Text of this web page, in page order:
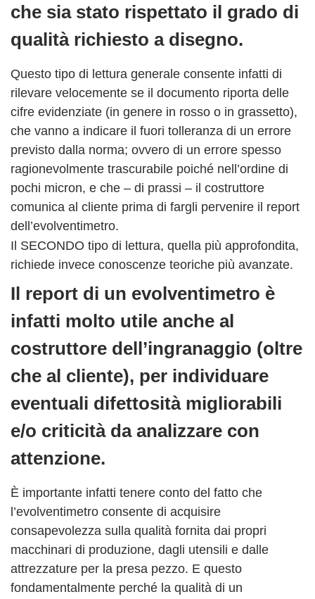
che sia stato rispettato il grado di
qualità richiesto a disegno.
Questo tipo di lettura generale consente infatti di
rilevare velocemente se il documento riporta delle
cifre evidenziate (in genere in rosso o in grassetto),
che vanno a indicare il fuori tolleranza di un errore
previsto dalla norma; ovvero di un errore spesso
ragionevolmente trascurabile poiché nell’ordine di
pochi micron, e che – di prassi – il costruttore
comunica al cliente prima di fargli pervenire il report
dell’evolventimetro.
Il SECONDO tipo di lettura, quella più approfondita,
richiede invece conoscenze teoriche più avanzate.
Il report di un evolventimetro è
infatti molto utile anche al
costruttore dell’ingranaggio (oltre
che al cliente), per individuare
eventuali difettosità migliorabili
e/o criticità da analizzare con
attenzione.
È importante infatti tenere conto del fatto che
l’evolventimetro consente di acquisire
consapevolezza sulla qualità fornita dai propri
macchinari di produzione, dagli utensili e dalle
attrezzature per la presa pezzo. E questo
fondamentalmente perché la qualità di un